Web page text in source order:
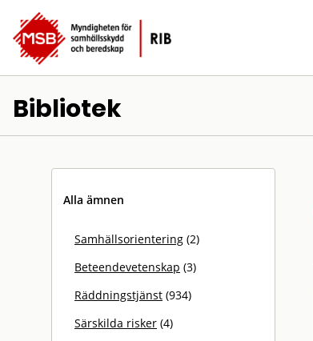
Bibliotek
Alla ämnen
Samhällsorientering (2)
Beteendevetenskap (3)
Räddningstjänst (934)
Särskilda risker (4)